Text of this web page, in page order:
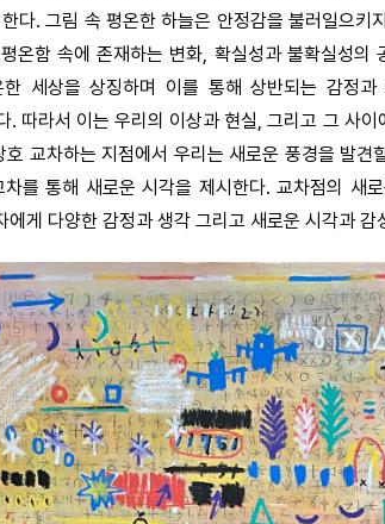
다. 그림 속 평온한 하늘은 안정감을 불러일으키
온함 속에 존재하는 변화, 확실성과 불확실성의
세상을 상징하며 이를 통해 상반되는 감정과
. 따라서 이는 우리의 이상과 현실, 그리고 그 사이
교차하는 지점에서 우리는 새로운 풍경을 발견
를 통해 새로운 시각을 제시한다. 교차점의 새
게 다양한 감정과 생각 그리고 새로운 시각과 감